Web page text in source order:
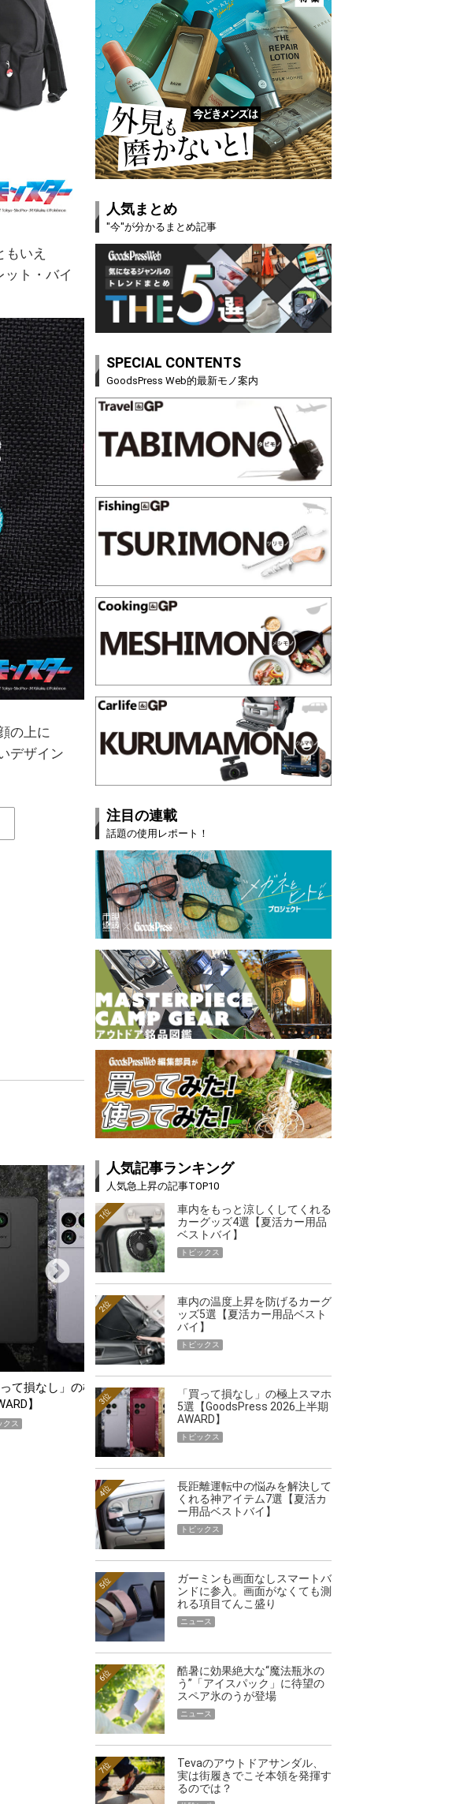
いえ
ット・バイ
の上に
デザイン
2026上半
薄着になる季節の夏こそ“映える”タフな腕時計を。G-
SHOCK「GRAVITYMASTER」は本当に機能も見た…
人気まとめ
"今"が分かるまとめ記事
SPECIAL CONTENTS
GoodsPress Web的最新モノ案内
注目の連載
話題の使用レポート！
人気記事ランキング
人気急上昇の記事TOP10
車内をもっと涼しくしてくれる
カーグッズ4選【夏活カー用品
ベストバイ】
1位
トピックス
車内の温度上昇を防げるカーグ
ッズ5選【夏活カー用品ベスト
バイ】
2位
トピックス
「買って損なし」の極上スマホ
5選【GoodsPress 2026上半期
AWARD】
3位
トピックス
長距離運転中の悩みを解決して
くれる神アイテム7選【夏活カ
ー用品ベストバイ】
4位
トピックス
ガーミンも画面なしスマートバ
ンドに参入。画面がなくても測
れる項目てんこ盛り
5位
ニュース
酷暑に効果絶大な“魔法瓶氷の
う”「アイスパック」に待望の
スペア氷のうが登場
6位
ニュース
Tevaのアウトドアサンダル、
実は街履きでこそ本領を発揮す
るのでは？
7位